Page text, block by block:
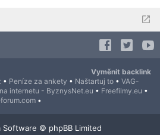
Vyměnit backlink
• Peníze za ankety • Naštartuj to • VAG-
internetu - ByznysNet.eu • Freefilmy.eu •
•
Software © phpBB Limited